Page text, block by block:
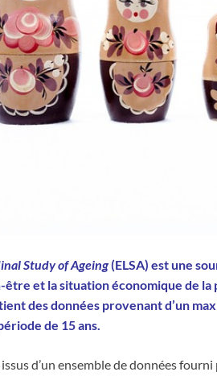
Study of Ageing(ELSA) est une
et la situation économique de la
des données provenant d’un
de 15 ans.
d’un ensemble de données